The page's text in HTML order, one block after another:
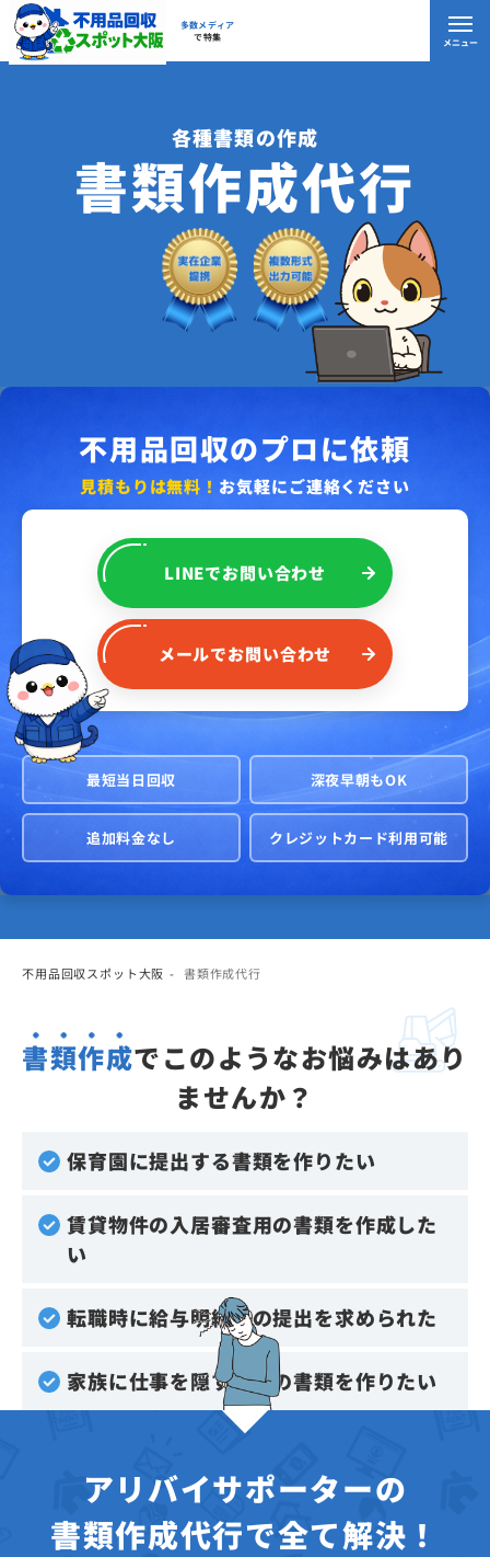
多数メディア
で特集
メニュー
各種書類の作成
書類作成代行
不用品回収のプロに依頼
見積もりは無料！ お気軽にご連絡ください
LINEでお問い合わせ
メールでお問い合わせ
最短当日回収 深夜早朝もOK
追加料金なし クレジットカード利用可能
不用品回収スポット大阪 書類作成代行
書類作成でこのようなお悩みはあり
ませんか？
保育園に提出する書類を作りたい
賃貸物件の入居審査用の書類を作成した
い
転職時に給与明細書の提出を求められた
家族に仕事を隠すための書類を作りたい
アリバイサポーターの
書類作成代行で全て解決！